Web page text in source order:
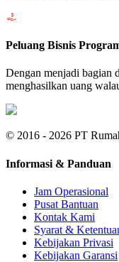
Peluang Bisnis
Dengan menjadi bagian
menghasilkan uang
© 2016 - 2026 PT
Informasi & Panduan
Jam Operasional
Pusat Bantuan
Kontak Kami
Syarat &
Kebijakan Privasi
Kebijakan Garansi